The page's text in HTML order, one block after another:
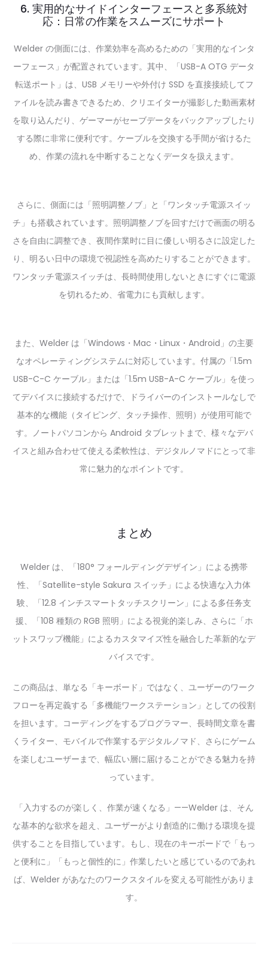
6. 実用的なサイドインターフェースと多系統対
応：日常の作業をスムーズにサポート
Welder の側面には、作業効率を高めるための「実用的なインタ
ーフェース」が配置されています。其中、「USB-A OTG データ
転送ポート」は、USB メモリーや外付け SSD を直接接続してフ
ァイルを読み書きできるため、クリエイターが撮影した動画素材
を取り込んだり、ゲーマーがセーブデータをバックアップしたり
する際に非常に便利です。ケーブルを交換する手間が省けるた
め、作業の流れを中断することなくデータを扱えます。
さらに、側面には「照明調整ノブ」と「ワンタッチ電源スイッ
チ」も搭载されています。照明調整ノブを回すだけで画面の明る
さを自由に調整でき、夜間作業时に目に優しい明るさに設定した
り、明るい日中の環境で視認性を高めたりすることができます。
ワンタッチ電源スイッチは、長時間使用しないときにすぐに電源
を切れるため、省電力にも貢献します。
また、Welder は「Windows・Mac・Linux・Android」の主要
なオペレーティングシステムに対応しています。付属の「1.5m
USB-C-C ケーブル」または「1.5m USB-A-C ケーブル」を使っ
てデバイスに接続するだけで、ドライバーのインストールなしで
基本的な機能（タイピング、タッチ操作、照明）が使用可能で
す。ノートパソコンから Android タブレットまで、様々なデバ
イスと組み合わせて使える柔軟性は、デジタルノマドにとって非
常に魅力的なポイントです。
まとめ
Welder は、「180° フォールディングデザイン」による携帯
性、「Satellite-style Sakura スイッチ」による快適な入力体
験、「12.8 インチスマートタッチスクリーン」による多任务支
援、「108 種類の RGB 照明」による視覚的楽しみ、さらに「ホ
ットスワップ機能」によるカスタマイズ性を融合した革新的なデ
バイスです。
この商品は、単なる「キーボード」ではなく、ユーザーのワーク
フローを再定義する「多機能ワークステーション」としての役割
を担います。コーディングをするプログラマー、長時間文章を書
くライター、モバイルで作業するデジタルノマド、さらにゲーム
を楽しむユーザーまで、幅広い層に届けることができる魅力を持
っています。
「入力するのが楽しく、作業が速くなる」——Welder は、そん
な基本的な欲求を超え、ユーザーがより創造的に働ける環境を提
供することを目指しています。もし、現在のキーボードで「もっ
と便利に」「もっと個性的に」作業したいと感じているのであれ
ば、Welder があなたのワークスタイルを変える可能性がありま
す。